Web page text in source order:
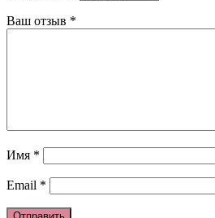
Ваш отзыв *
Имя *
Email *